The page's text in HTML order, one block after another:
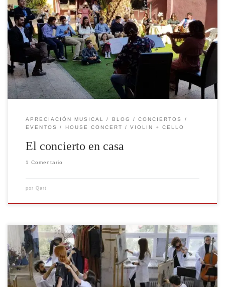
El House Concert o Concierto en Casa se ha puesto de
moda y ha llegado a Madrid para convertirse en uno de
los formatos más originales para escuchar música en
directo en la era Post-Covid. La forma de estos
conciertos es de ambiente relajado y distendido, donde
los músicos y […]
APRECIACIÓN MUSICAL BLOG
CONCIERTOS
EVENTOS
HOUSE CONCERT VIOLIN + CELLO
El concierto en casa
1 Comentario
por Qart
La música clásica y contemporánea siempre han estado
presentes en eventos de galerías de arte, museos,
centros de arte, exposiciones y desfiles de moda. En